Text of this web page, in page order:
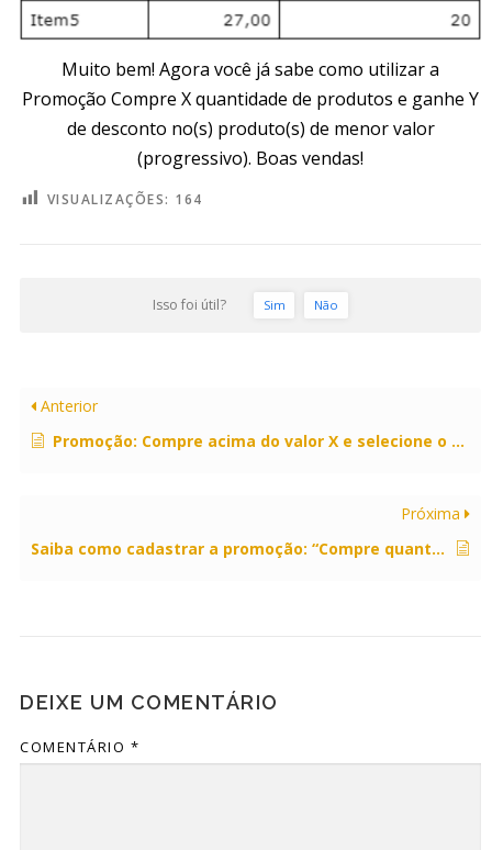
Muito bem! Agora você já sabe como utilizar a
Promoção Compre X quantidade de produtos e ganhe Y
de desconto no(s) produto(s) de menor valor
(progressivo). Boas vendas!
VISUALIZAÇÕES: 164
Isso foi útil? Sim Não
Anterior
Promoção: Compre acima do valor X e selecione o brinde.
Próxima
Saiba como cadastrar a promoção: “Compre quantidade X de produtos e ganhe Y dos produtos mais baratos” em ambiente PDV.
DEIXE UM COMENTÁRIO
COMENTÁRIO *